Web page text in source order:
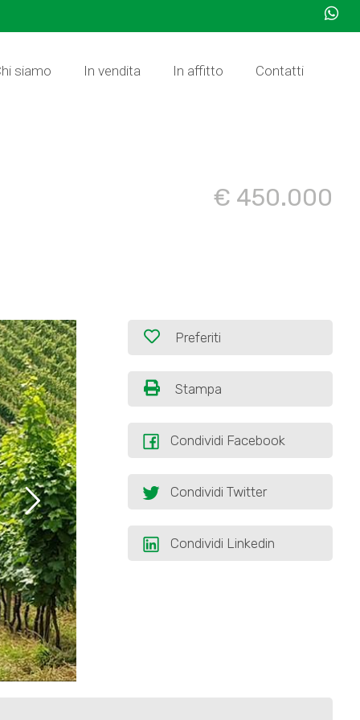
siamo In vendita In affitto Contatti
€ 450.000
Preferiti
Stampa
Condividi Facebook
Condividi Twitter
Condividi Linkedin